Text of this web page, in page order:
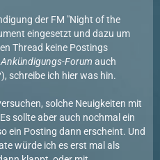
der FM "Night of the
eingesetzt und dazu um
Thread keine Postings
Forum auch
schreibe ich hier was hin.
solche Neuigkeiten mit
sollte aber auch nochmal ein
ein Posting dann erscheint. Und
würde ich es erst mal als